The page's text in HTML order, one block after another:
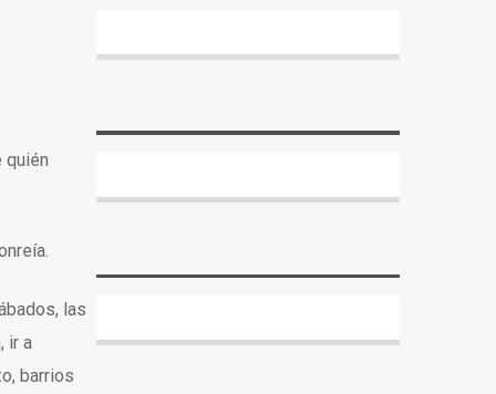
quién
las
ir a
barrios